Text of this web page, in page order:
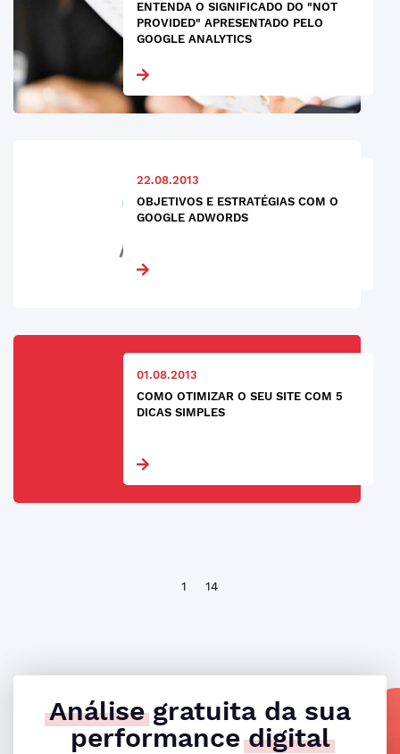
ENTENDA O SIGNIFICADO DO "NOT
PROVIDED" APRESENTADO PELO
GOOGLE ANALYTICS
22.08.2013
OBJETIVOS E ESTRATÉGIAS COM O
GOOGLE ADWORDS
01.08.2013
COMO OTIMIZAR O SEU SITE COM 5
DICAS SIMPLES
1 14
Análisegratuita da sua
performancedigital